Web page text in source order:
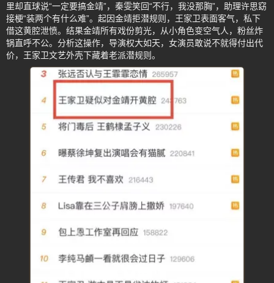
里却直球说“一定要搞金靖”，秦雯笑回“不行，我没那胸”，助理许思窈
接梗“装两个有什么难”。起因金靖拒潜规则，王家卫表面客气，私下
借这黄腔泄愤。结果金靖所有戏份剪光，从小角色变空气人，粉丝炸
锅直呼不公。分析这操作，导演权大如天，女演员敢说不就得付出代
价，王家卫文艺外壳下藏着老派潜规则。